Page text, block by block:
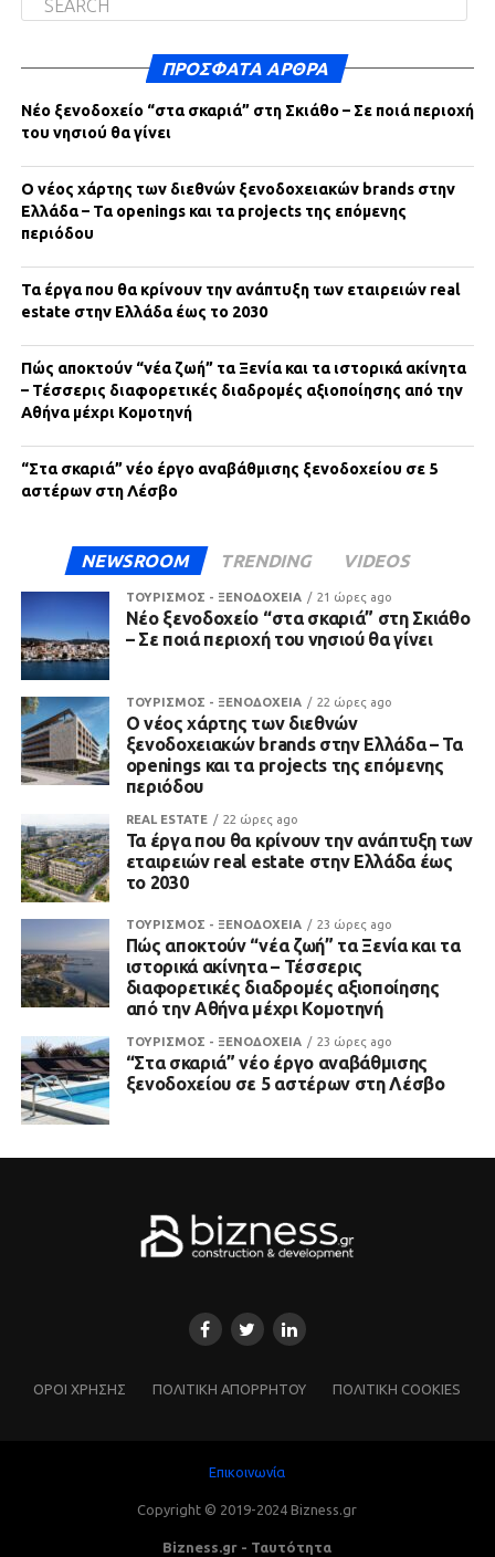
ΠΡΌΣΦΑΤΑ ΆΡΘΡΑ
Νέο ξενοδοχείο “στα σκαριά” στη Σκιάθο – Σε ποιά περιοχή
του νησιού θα γίνει
Ο νέος χάρτης των διεθνών ξενοδοχειακών brands στην
Ελλάδα – Τα openings και τα projects της επόμενης
περιόδου
Τα έργα που θα κρίνουν την ανάπτυξη των εταιρειών real
estate στην Ελλάδα έως το 2030
Πώς αποκτούν “νέα ζωή” τα Ξενία και τα ιστορικά ακίνητα
– Τέσσερις διαφορετικές διαδρομές αξιοποίησης από την
Αθήνα μέχρι Κομοτηνή
“Στα σκαριά” νέο έργο αναβάθμισης ξενοδοχείου σε 5
αστέρων στη Λέσβο
NEWSROOM TRENDING VIDEOS
ΤΟΥΡΙΣΜΟΣ - ΞΕΝΟΔΟΧΕΙΑ 21 ώρες ago
Νέο ξενοδοχείο “στα σκαριά” στη Σκιάθο
– Σε ποιά περιοχή του νησιού θα γίνει
ΤΟΥΡΙΣΜΟΣ - ΞΕΝΟΔΟΧΕΙΑ 22 ώρες ago
Ο νέος χάρτης των διεθνών
ξενοδοχειακών brands στην Ελλάδα – Τα
openings και τα projects της επόμενης
περιόδου
REAL ESTATE 22 ώρες ago
Τα έργα που θα κρίνουν την ανάπτυξη των
εταιρειών real estate στην Ελλάδα έως
το 2030
ΤΟΥΡΙΣΜΟΣ - ΞΕΝΟΔΟΧΕΙΑ 23 ώρες ago
Πώς αποκτούν “νέα ζωή” τα Ξενία και τα
ιστορικά ακίνητα – Τέσσερις
διαφορετικές διαδρομές αξιοποίησης
από την Αθήνα μέχρι Κομοτηνή
ΤΟΥΡΙΣΜΟΣ - ΞΕΝΟΔΟΧΕΙΑ 23 ώρες ago
“Στα σκαριά” νέο έργο αναβάθμισης
ξενοδοχείου σε 5 αστέρων στη Λέσβο
ΌΡΟΙ ΧΡΗΣΗΣ ΠΟΛΙΤΙΚΗ ΑΠΟΡΡΗΤΟΥ ΠΟΛΙΤΙΚΗ COOKIES
Επικοινωνία
Copyright © 2019-2024 Bizness.gr
Bizness.gr - Ταυτότητα